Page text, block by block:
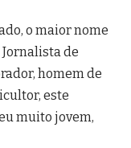
o maior nome
de
homem de
este
muito jovem,